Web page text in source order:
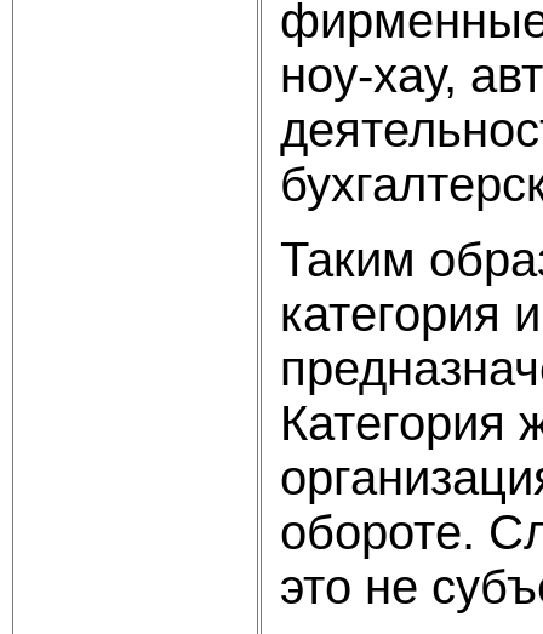
ноу-хау,
Таким
категория
Категория
обороте.
это не